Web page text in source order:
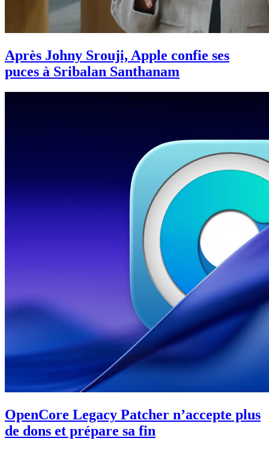
Après Johny Srouji, Apple confie ses
puces à Sribalan Santhanam
OpenCore Legacy Patcher n’accepte plus
de dons et prépare sa fin